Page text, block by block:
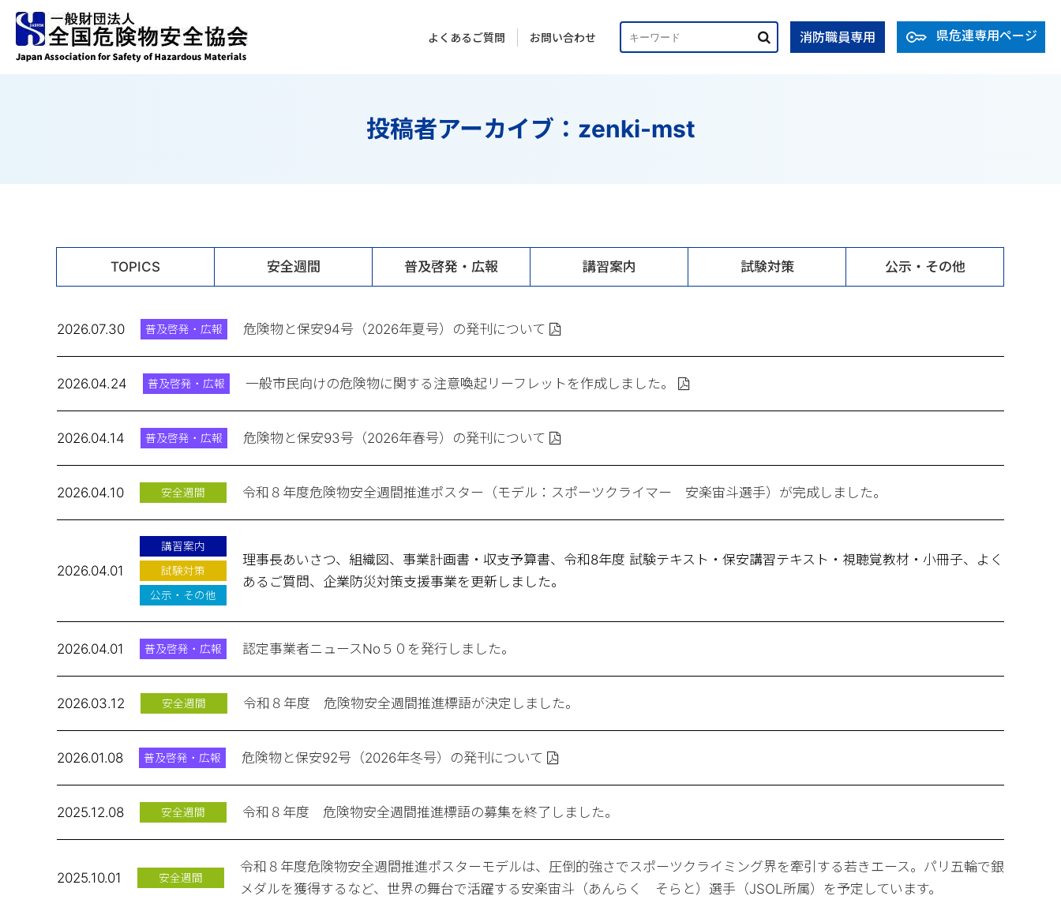
よくあるご質問 お問い合わせ 消防職員専用 県危連専用ページ
投稿者アーカイブ：zenki-mst
TOPICS 安全週間 普及啓発・広報 講習案内 試験対策 公示・その他
2026.07.30 普及啓発・広報 危険物と保安94号（2026年夏号）の発刊について
2026.04.24 普及啓発・広報 一般市民向けの危険物に関する注意喚起リーフレットを作成しました。
2026.04.14 普及啓発・広報 危険物と保安93号（2026年春号）の発刊について
2026.04.10 安全週間 令和８年度危険物安全週間推進ポスター（モデル：スポーツクライマー 安楽宙斗選手）が完成しました。
2026.04.01
講習案内
試験対策
公示・その他
理事長あいさつ、組織図、事業計画書・収支予算書、令和8年度 試験テキスト・保安講習テキスト・視聴覚教材・小冊子、よく
あるご質問、企業防災対策支援事業を更新しました。
2026.04.01 普及啓発・広報 認定事業者ニュースNo５０を発行しました。
2026.03.12 安全週間 令和８年度 危険物安全週間推進標語が決定しました。
2026.01.08 普及啓発・広報 危険物と保安92号（2026年冬号）の発刊について
2025.12.08 安全週間 令和８年度 危険物安全週間推進標語の募集を終了しました。
2025.10.01 安全週間
令和８年度危険物安全週間推進ポスターモデルは、圧倒的強さでスポーツクライミング界を牽引する若きエース。パリ五輪で銀
メダルを獲得するなど、世界の舞台で活躍する安楽宙斗（あんらく そらと）選手（JSOL所属）を予定しています。